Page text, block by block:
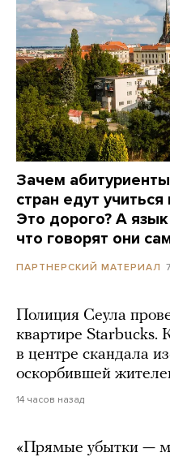
Зачем
стран едут
Это дорого? А
что говорят они
ПАРТНЕРСКИЙ МАТЕРИАЛ
Полиция Сеула
квартире Starbucks.
в центре скандала
оскорбившей
14 часов назад
«Прямые убытки —